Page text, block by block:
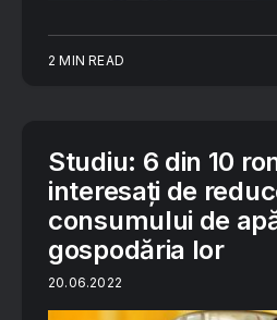
2 MIN READ
Studiu: 6 din 10
interesați de
consumului de
gospodăria lor
20.06.2022